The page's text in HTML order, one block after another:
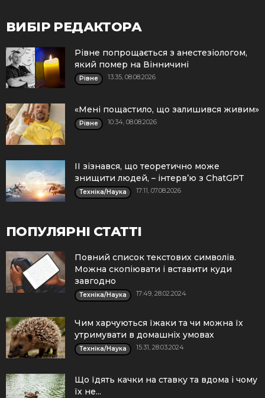
ВИБІР РЕДАКТОРА
Рівне попрощається з анестезіологом,
який помер на Вінничині
Рівне 13:35, 08.08.2026
«Мені пощастило, що залишився живим»
Рівне 10:34, 08.08.2026
ІІ зізнався, що теоретично може
знищити людей, – інтерв’ю з ChatGPT
Техніка/Наука 17:11, 07.08.2026
ПОПУЛЯРНІ СТАТТІ
Повний список текстових символів.
Можна скопіювати і вставити куди
завгодно
Техніка/Наука 17:49, 28.02.2024
Чим харчуються їжаки та чи можна їх
утримувати в домашніх умовах
Техніка/Наука 15:31, 28.03.2024
Що їдять качки на ставку та вдома і чому
їх не...